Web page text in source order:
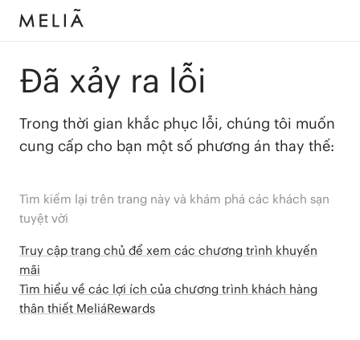
Đã xảy ra lỗi
Trong thời gian khắc phục lỗi, chúng tôi muốn
cung cấp cho bạn một số phương án thay thế:
Tìm kiếm lại trên trang này và khám phá các khách sạn
tuyệt vời
Truy cập trang chủ để xem các chương trình khuyến
mãi
Tìm hiểu về các lợi ích của chương trình khách hàng
thân thiết MeliáRewards